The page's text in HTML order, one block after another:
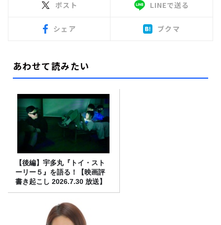
ポスト LINEで送る
シェア ブクマ
あわせて読みたい
【後編】宇多丸『トイ・スト
ーリー５』を語る！【映画評
書き起こし 2026.7.30 放送】